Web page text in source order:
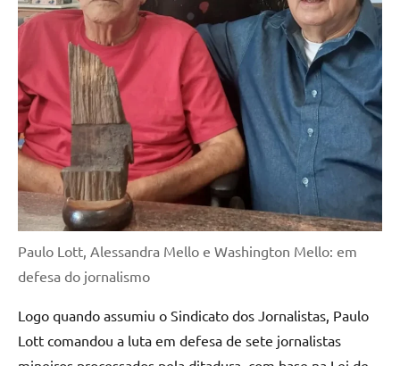
Paulo Lott, Alessandra Mello e Washington Mello: em
defesa do jornalismo
Logo quando assumiu o Sindicato dos Jornalistas, Paulo
Lott comandou a luta em defesa de sete jornalistas